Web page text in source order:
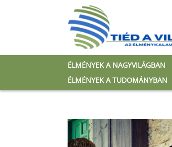
ÉLMÉNYEK A NAGYVILÁGBAN
ÉLMÉNYEK A TUDOMÁNYBAN